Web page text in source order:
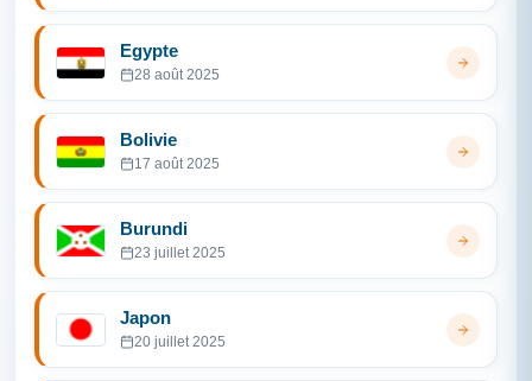
Egypte
28 août 2025
Bolivie
17 août 2025
Burundi
23 juillet 2025
Japon
20 juillet 2025